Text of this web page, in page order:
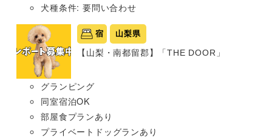
犬種条件: 要問い合わせ
宿 山梨県
【山梨・南都留郡】「THE DOOR」
グランピング
同室宿泊OK
部屋食プランあり
プライベートドッグランあり